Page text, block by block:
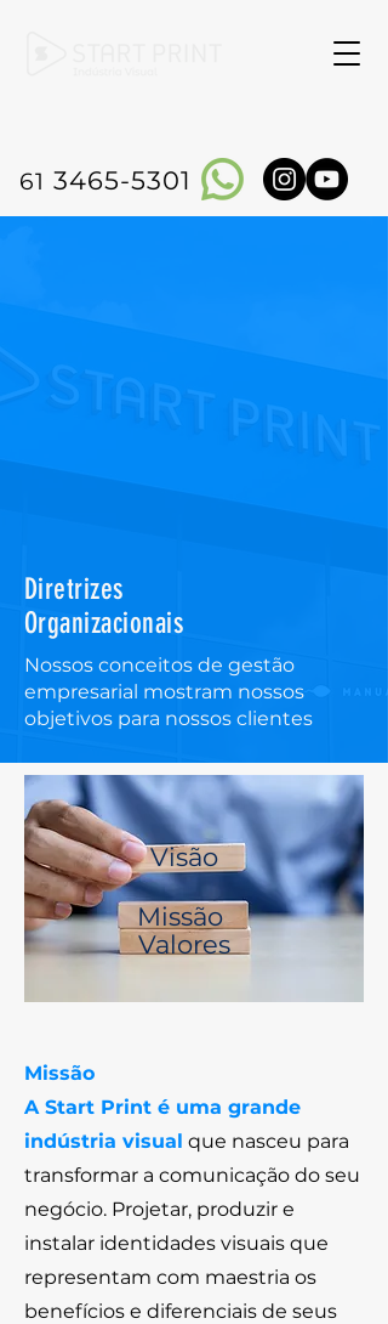
61 3465-5301
Diretrizes
Organizacionais
Nossos conceitos de gestão
empresarial mostram nossos
objetivos para nossos clientes
Missão
Visão
Valores
Missão
A Start Print é uma grande
indústria visual que nasceu para
transformar a comunicação do seu
negócio. Projetar, produzir e
instalar identidades visuais que
representam com maestria os
benefícios e diferenciais de seus